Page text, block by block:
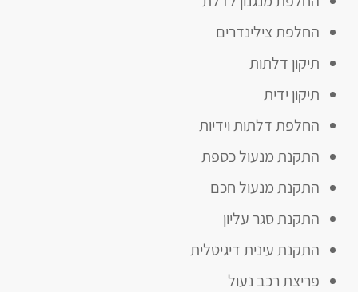
החלפת צילינדרים
תיקון דלתות
תיקון ידית
החלפת דלתות וידיות
התקנת מנעול כספת
התקנת מנעול חכם
התקנת סגר עליון
התקנת עינית דיגיטלית
פריצת רכב נעול